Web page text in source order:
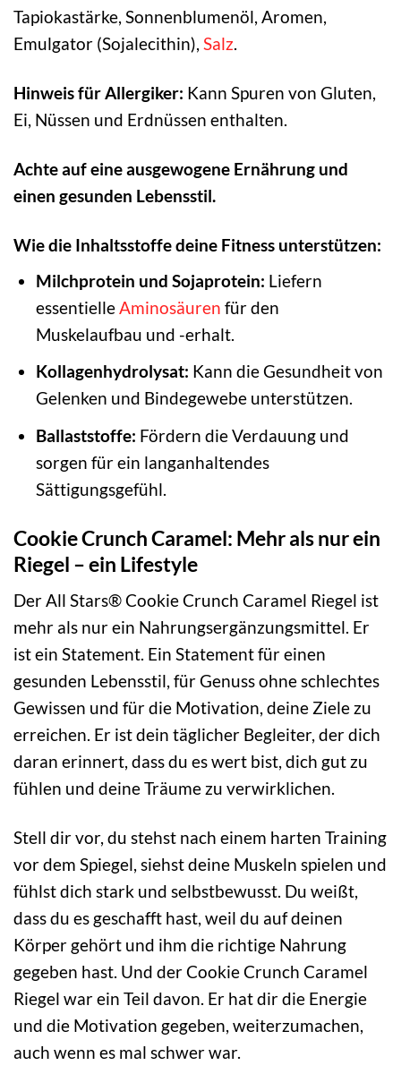
Tapiokastärke, Sonnenblumenöl, Aromen,
Emulgator (Sojalecithin), Salz.
Hinweis für Allergiker: Kann Spuren von Gluten,
Ei, Nüssen und Erdnüssen enthalten.
Achte auf eine ausgewogene Ernährung und
einen gesunden Lebensstil.
Wie die Inhaltsstoffe deine Fitness unterstützen:
Milchprotein und Sojaprotein: Liefern
essentielle Aminosäuren für den
Muskelaufbau und -erhalt.
Kollagenhydrolysat: Kann die Gesundheit von
Gelenken und Bindegewebe unterstützen.
Ballaststoffe: Fördern die Verdauung und
sorgen für ein langanhaltendes
Sättigungsgefühl.
Cookie Crunch Caramel: Mehr als nur ein
Riegel – ein Lifestyle
Der All Stars® Cookie Crunch Caramel Riegel ist
mehr als nur ein Nahrungsergänzungsmittel. Er
ist ein Statement. Ein Statement für einen
gesunden Lebensstil, für Genuss ohne schlechtes
Gewissen und für die Motivation, deine Ziele zu
erreichen. Er ist dein täglicher Begleiter, der dich
daran erinnert, dass du es wert bist, dich gut zu
fühlen und deine Träume zu verwirklichen.
Stell dir vor, du stehst nach einem harten Training
vor dem Spiegel, siehst deine Muskeln spielen und
fühlst dich stark und selbstbewusst. Du weißt,
dass du es geschafft hast, weil du auf deinen
Körper gehört und ihm die richtige Nahrung
gegeben hast. Und der Cookie Crunch Caramel
Riegel war ein Teil davon. Er hat dir die Energie
und die Motivation gegeben, weiterzumachen,
auch wenn es mal schwer war.